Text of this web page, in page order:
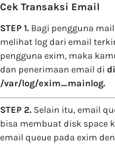
Cek Transaksi Email
STEP 1. Bagi pengguna
melihat log dari email
pengguna exim, maka
dan penerimaan email di
/var/log/exim_mainlog.
STEP 2. Selain itu, email
bisa membuat disk space
email queue pada exim